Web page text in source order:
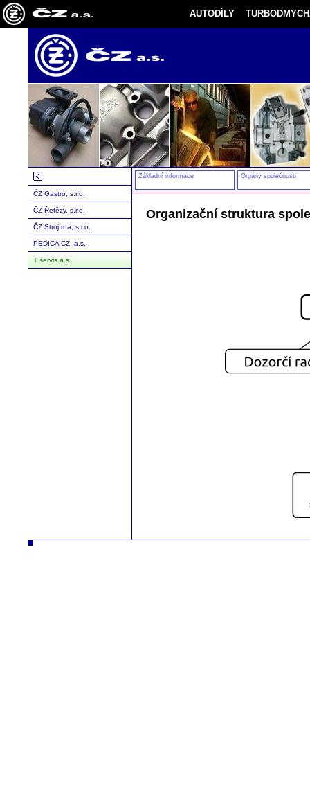
AUTODÍLY
ČZ Gastro, s.r.o.
ČZ Řetězy, s.r.o.
ČZ Strojírna, s.r.o.
PEDICA CZ, a.s.
T servis a.s.
Základní informace Orgány společnosti
Organizační struktura